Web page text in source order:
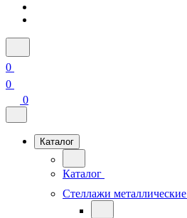
0
0
0
Каталог
Каталог
Стеллажи металлические